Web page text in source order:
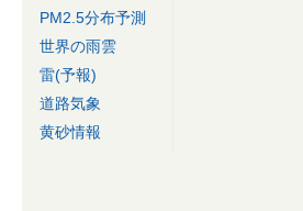
PM2.5分布予測
世界の雨雲
雷(予報)
道路気象
黄砂情報